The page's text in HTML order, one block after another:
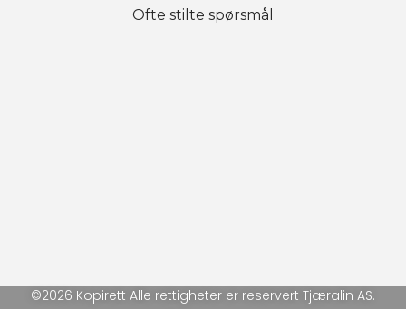
Ofte stilte spørsmål
©2026 Kopirett Alle rettigheter er reservert Tjæralin AS.